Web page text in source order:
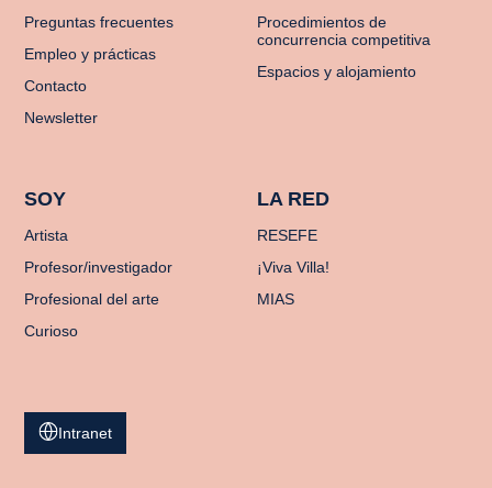
Preguntas frecuentes
Empleo y prácticas
Contacto
Newsletter
Procedimientos de
concurrencia competitiva
Espacios y alojamiento
SOY
Artista
Profesor/investigador
Profesional del arte
Curioso
LA RED
RESEFE
¡Viva Villa!
MIAS
Intranet